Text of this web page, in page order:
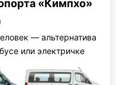
«Кимпхо»
— альтернатива
или электричке